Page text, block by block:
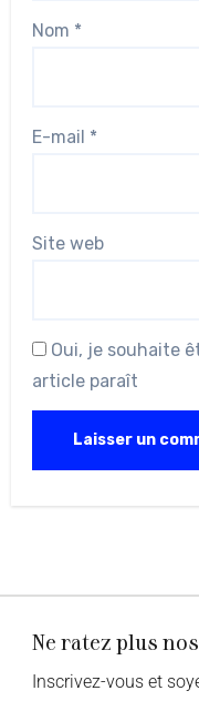
Nom *
E-mail *
Site web
Oui, je souhaite
article paraît
Ne ratez plus
Inscrivez-vous et